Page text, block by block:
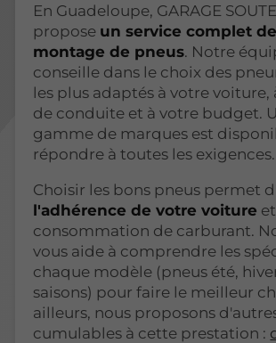
En Guadeloupe, GARAGE
propose un service complet
montage de pneus. Notre
conseille dans le choix des
les plus adaptés à votre voiture,
de conduite et à votre budget.
gamme de marques est
répondre à toutes les exigences.
Choisir les bons pneus permet
l'adhérence de votre voiture
consommation de carburant.
vous aide à comprendre les
chaque modèle (pneus été,
saisons) pour faire le meilleur
ailleurs, nous proposons
cumulables à cette prestation :